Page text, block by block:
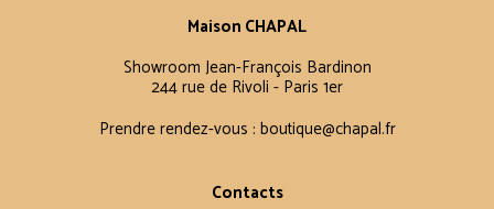
Maison CHAPAL
Showroom Jean-François Bardinon
244 rue de Rivoli - Paris 1er
Prendre rendez-vous : boutique@chapal.fr
Contacts